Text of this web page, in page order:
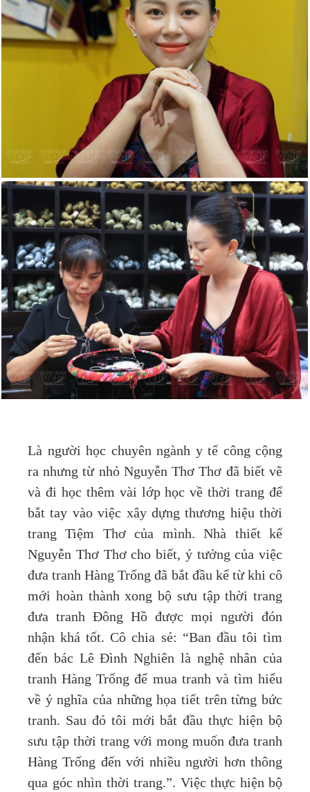
Là người học chuyên ngành y tế công cộng
ra nhưng từ nhỏ Nguyễn Thơ Thơ đã biết vẽ
và đi học thêm vài lớp học về thời trang để
bắt tay vào việc xây dựng thương hiệu thời
trang Tiệm Thơ của mình. Nhà thiết kế
Nguyễn Thơ Thơ cho biết, ý tưởng của việc
đưa tranh Hàng Trống đã bắt đầu kể từ khi cô
mới hoàn thành xong bộ sưu tập thời trang
đưa tranh Đông Hồ được mọi người đón
nhận khá tốt. Cô chia sẻ: “Ban đầu tôi tìm
đến bác Lê Đình Nghiên là nghệ nhân của
tranh Hàng Trống để mua tranh và tìm hiểu
về ý nghĩa của những họa tiết trên từng bức
tranh. Sau đó tôi mới bắt đầu thực hiện bộ
sưu tập thời trang với mong muốn đưa tranh
Hàng Trống đến với nhiều người hơn thông
qua góc nhìn thời trang.”. Việc thực hiện bộ